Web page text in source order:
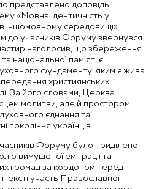
представлено доповідь
«Мовна ідентичність у
іншомовному середовищі».
до учасників Форуму звернувся
наголосив, що збереження
національної пам’яті є
фундаменту, яким є жива
передання християнських
За його словами, Церква
молитви, але й простором
єднання та
покоління українців.
Форуму було приділено
вимушеної еміграції та
громад за кордоном перед
участь Православної